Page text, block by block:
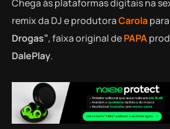
Chega às plataformas digitais na
remix da DJ e produtoraCarolapara
Drogas”, faixa original dePAPA
DalePlay.